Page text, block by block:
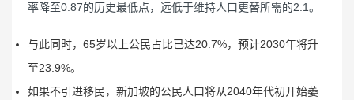
率降至0.87的历史最低点，远低于维持人口更替所需的2.1。
与此同时，65岁以上公民占比已达20.7%，预计2030年将升
至23.9%。
如果不引进移民，新加坡的公民人口将从2040年代初开始萎